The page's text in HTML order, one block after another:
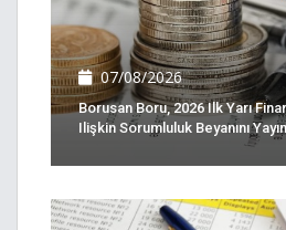
07/08/2026
Borusan Boru, 2026 Ilk Yarı
Ilişkin Sorumluluk Beyanını